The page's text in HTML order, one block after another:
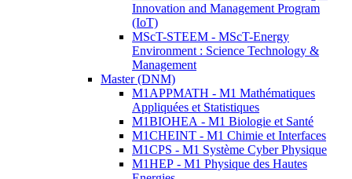
Innovation and Management Program
(IoT)
MScT-STEEM - MScT-Energy
Environment : Science Technology &
Management
Master (DNM)
M1APPMATH - M1 Mathématiques
Appliquées et Statistiques
M1BIOHEA - M1 Biologie et Santé
M1CHEINT - M1 Chimie et Interfaces
M1CPS - M1 Système Cyber Physique
M1HEP - M1 Physique des Hautes